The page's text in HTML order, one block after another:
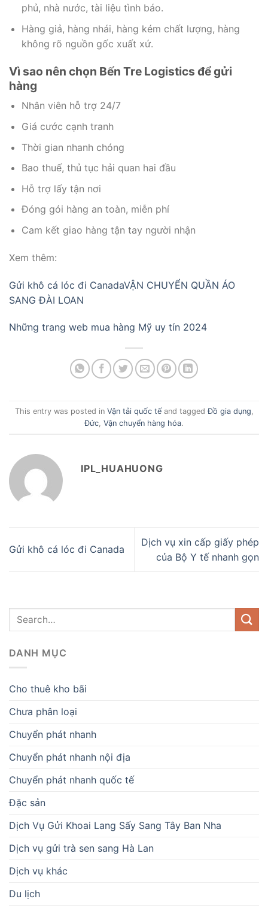
phủ, nhà nước, tài liệu tình báo.
Hàng giả, hàng nhái, hàng kém chất lượng, hàng
không rõ nguồn gốc xuất xứ.
Vì sao nên chọn Bến Tre Logistics để gửi
hàng
Nhân viên hỗ trợ 24/7
Giá cước cạnh tranh
Thời gian nhanh chóng
Bao thuế, thủ tục hải quan hai đầu
Hỗ trợ lấy tận nơi
Đóng gói hàng an toàn, miễn phí
Cam kết giao hàng tận tay người nhận
Xem thêm:
Gửi khô cá lóc đi CanadaVẬN CHUYỂN QUẦN ÁO
SANG ĐÀI LOAN
Những trang web mua hàng Mỹ uy tín 2024
This entry was posted in Vận tải quốc tếand taggedĐồ gia dụng
Đức Vận chuyển hàng hóa.
IPL_HUAHUONG
Gửi khô cá lóc đi Canada
Dịch vụ xin cấp giấy phép
của Bộ Y tế nhanh gọn
DANH MỤC
Cho thuê kho bãi
Chưa phân loại
Chuyển phát nhanh
Chuyển phát nhanh nội địa
Chuyển phát nhanh quốc tế
Đặc sản
Dịch Vụ Gửi Khoai Lang Sấy Sang Tây Ban Nha
Dịch vụ gửi trà sen sang Hà Lan
Dịch vụ khác
Du lịch